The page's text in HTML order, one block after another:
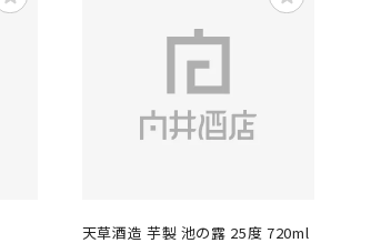
天草酒造 芋製 池の露 25度 720ml